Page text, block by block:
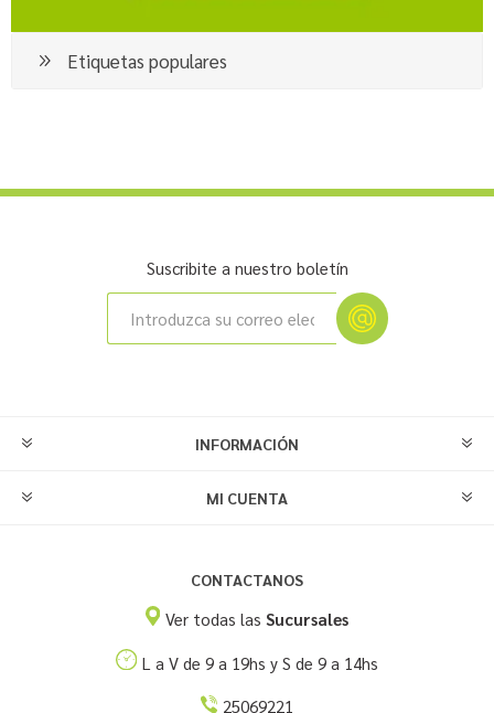
Etiquetas populares
Suscribite a nuestro boletín
INFORMACIÓN
MI CUENTA
CONTACTANOS
Ver todas lasSucursales
L a V de 9 a 19hs y S de 9 a 14hs
25069221